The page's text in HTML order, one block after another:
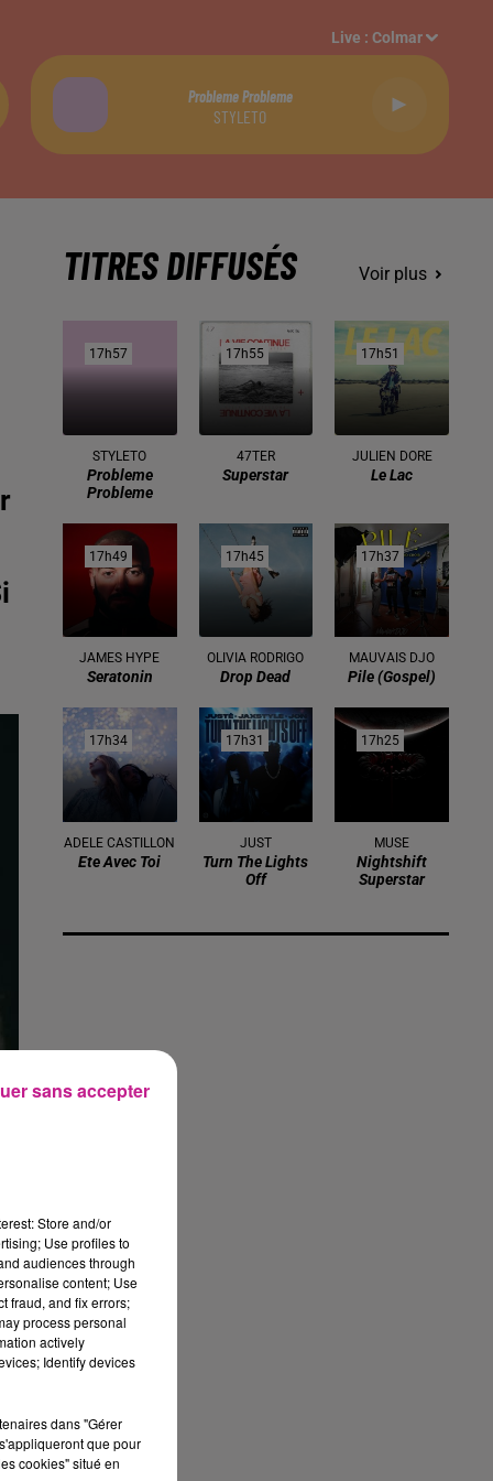
Live :Colmar
Probleme Probleme
STYLETO
TITRES DIFFUSÉS Voir plus
17h57
17h57
STYLETO
Probleme
Probleme
17h55
17h55
47TER
Superstar
17h51
17h51
JULIEN DORE
Le Lac
17h49
17h49
JAMES HYPE
Seratonin
17h45
17h45
OLIVIA RODRIGO
Drop Dead
17h37
17h37
MAUVAIS DJO
Pile (gospel)
17h34
17h34
ADELE CASTILLON
Ete Avec Toi
17h31
17h31
JUST
Turn The Lights
Off
17h25
17h25
MUSE
Nightshift
Superstar
Store and/or
Use profiles to
audiences through
content; Use
fraud, and fix errors;
process personal
actively
Identify devices
dans "Gérer
que pour
cookies" situé en
sans accepter